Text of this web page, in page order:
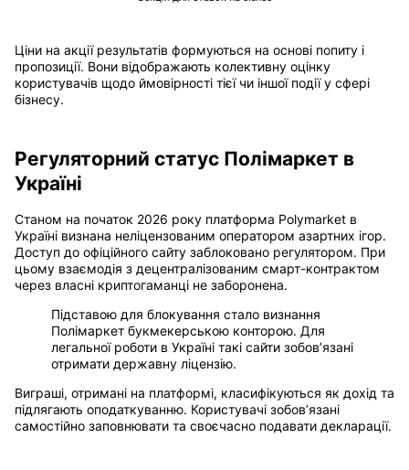
Ціни на акції результатів формуються на основі попиту і
пропозиції. Вони відображають колективну оцінку
користувачів щодо ймовірності тієї чи іншої події у сфері
бізнесу.
Регуляторний статус Полімаркет в
Україні
Станом на початок 2026 року платформа Polymarket в
Україні визнана неліцензованим оператором азартних ігор.
Доступ до офіційного сайту заблоковано регулятором. При
цьому взаємодія з децентралізованим смарт-контрактом
через власні криптогаманці не заборонена.
Підставою для блокування стало визнання
Полімаркет букмекерською конторою. Для
легальної роботи в Україні такі сайти зобов’язані
отримати державну ліцензію.
Виграші, отримані на платформі, класифікуються як дохід та
підлягають оподаткуванню. Користувачі зобов’язані
самостійно заповнювати та своєчасно подавати декларації.